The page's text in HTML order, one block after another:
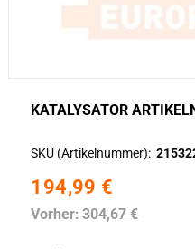
KATALYSATOR
SKU (Artikelnummer)
194,99 €
Vorher: 304,67 €